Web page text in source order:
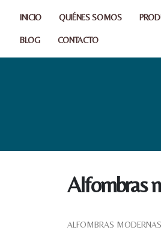
INICIO QUIÉNES SOMOS
BLOG CONTACTO
Alfombras
ALFOMBRAS